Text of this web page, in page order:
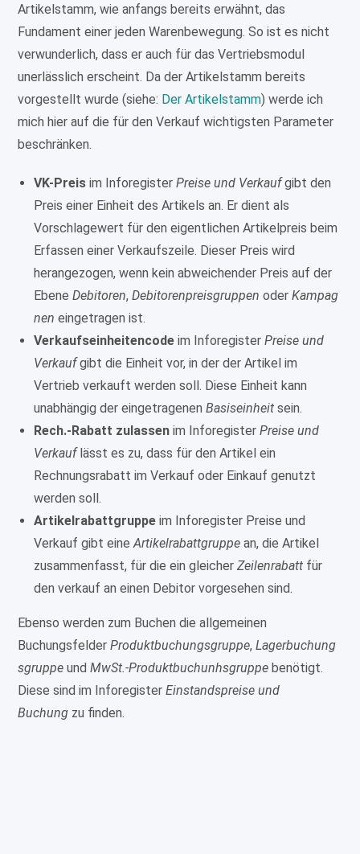
Artikelstamm, wie anfangs bereits erwähnt, das
Fundament einer jeden Warenbewegung. So ist es nicht
verwunderlich, dass er auch für das Vertriebsmodul
unerlässlich erscheint. Da der Artikelstamm bereits
vorgestellt wurde (siehe: Der Artikelstamm) werde ich
mich hier auf die für den Verkauf wichtigsten Parameter
beschränken.
VK-Preis im InforegisterPreise und Verkaufgibt den
Preis einer Einheit des Artikels an. Er dient als
Vorschlagewert für den eigentlichen Artikelpreis beim
Erfassen einer Verkaufszeile. Dieser Preis wird
herangezogen, wenn kein abweichender Preis auf der
EbeneDebitoren,Debitorenpreisgruppen oderKampag
nen eingetragen ist.
Verkaufseinheitencode im InforegisterPreise und
Verkaufgibt die Einheit vor, in der der Artikel im
Vertrieb verkauft werden soll. Diese Einheit kann
unabhängig der eingetragenenBasiseinheit sein.
Rech.-Rabatt zulassen im InforegisterPreise und
Verkauflässt es zu, dass für den Artikel ein
Rechnungsrabatt im Verkauf oder Einkauf genutzt
werden soll.
Artikelrabattgruppe im Inforegister Preise und
Verkauf gibt eineArtikelrabattgruppe an, die Artikel
zusammenfasst, für die ein gleicherZeilenrabatt für
den verkauf an einen Debitor vorgesehen sind.
Ebenso werden zum Buchen die allgemeinen
BuchungsfelderProduktbuchungsgruppe,Lagerbuchung
sgruppe undMwSt.-Produktbuchunhsgruppe benötigt.
Diese sind im InforegisterEinstandspreise und
Buchung zu finden.